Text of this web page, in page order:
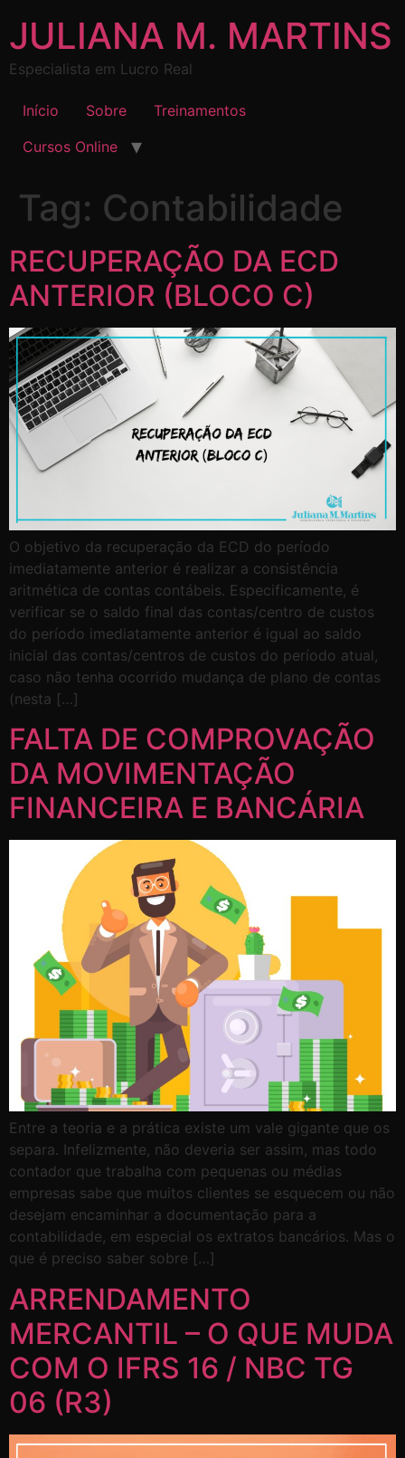
JULIANA M. MARTINS
Especialista em Lucro Real
Início Sobre
Treinamentos
Cursos Online
Tag: Contabilidade
RECUPERAÇÃO DA ECD
ANTERIOR (BLOCO C)
O objetivo da recuperação da ECD do período
imediatamente anterior é realizar a consistência
aritmética de contas contábeis. Especificamente, é
verificar se o saldo final das contas/centro de custos
do período imediatamente anterior é igual ao saldo
inicial das contas/centros de custos do período atual,
caso não tenha ocorrido mudança de plano de contas
(nesta […]
FALTA DE COMPROVAÇÃO
DA MOVIMENTAÇÃO
FINANCEIRA E BANCÁRIA
Entre a teoria e a prática existe um vale gigante que os
separa. Infelizmente, não deveria ser assim, mas todo
contador que trabalha com pequenas ou médias
empresas sabe que muitos clientes se esquecem ou não
desejam encaminhar a documentação para a
contabilidade, em especial os extratos bancários. Mas o
que é preciso saber sobre […]
ARRENDAMENTO
MERCANTIL – O QUE MUDA
COM O IFRS 16 / NBC TG
06 (R3)